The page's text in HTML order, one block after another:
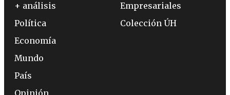
+ análisis
Política
Economía
Mundo
País
Empresariales
Colección ÚH